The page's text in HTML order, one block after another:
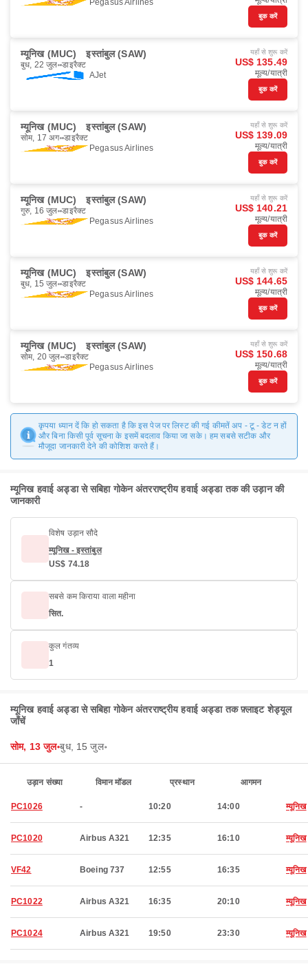
Pegasus Airlines
बुक करें
म्यूनिख (MUC) इस्तांबुल (SAW)
बुध, 22 जुल॰ डाइरैक्ट
AJet
यहाँ से शुरू करें
US$ 135.49
मूल्य/यात्री
बुक करें
म्यूनिख (MUC) इस्तांबुल (SAW)
सोम, 17 अग॰ डाइरैक्ट
Pegasus Airlines
यहाँ से शुरू करें
US$ 139.09
मूल्य/यात्री
बुक करें
म्यूनिख (MUC) इस्तांबुल (SAW)
गुरु, 16 जुल॰ डाइरैक्ट
Pegasus Airlines
यहाँ से शुरू करें
US$ 140.21
मूल्य/यात्री
बुक करें
म्यूनिख (MUC) इस्तांबुल (SAW)
बुध, 15 जुल॰ डाइरैक्ट
Pegasus Airlines
यहाँ से शुरू करें
US$ 144.65
मूल्य/यात्री
बुक करें
म्यूनिख (MUC) इस्तांबुल (SAW)
सोम, 20 जुल॰ डाइरैक्ट
Pegasus Airlines
यहाँ से शुरू करें
US$ 150.68
मूल्य/यात्री
बुक करें
कृपया ध्यान दें कि हो सकता है कि इस पेज पर लिस्ट की गई कीमतें अप - टू - डेट न हों
और बिना किसी पूर्व सूचना के इसमें बदलाव किया जा सके। हम सबसे सटीक और
मौजूदा जानकारी देने की कोशिश करते हैं।
म्यूनिख हवाई अड्डा से सबिहा गोकेन अंतरराष्ट्रीय हवाई अड्डा तक की उड़ान की
जानकारी
विशेष उड़ान सौदे
म्यूनिख - इस्तांबुल
US$ 74.18
सबसे कम किराया वाला महीना
सित.
कुल गंतव्य
1
म्यूनिख हवाई अड्डा से सबिहा गोकेन अंतरराष्ट्रीय हवाई अड्डा तक फ़्लाइट शेड्यूल
जाँचें
सोम, 13 जुल॰बुध, 15 जुल॰
उड़ान संख्या विमान मॉडल प्रस्थान आगमन
PC1026 - 10:20 14:00 म्यूनिख
PC1020 Airbus A321 12:35 16:10 म्यूनिख
VF42 Boeing 737 12:55 16:35 म्यूनिख
PC1022 Airbus A321 16:35 20:10 म्यूनिख
PC1024 Airbus A321 19:50 23:30 म्यूनिख